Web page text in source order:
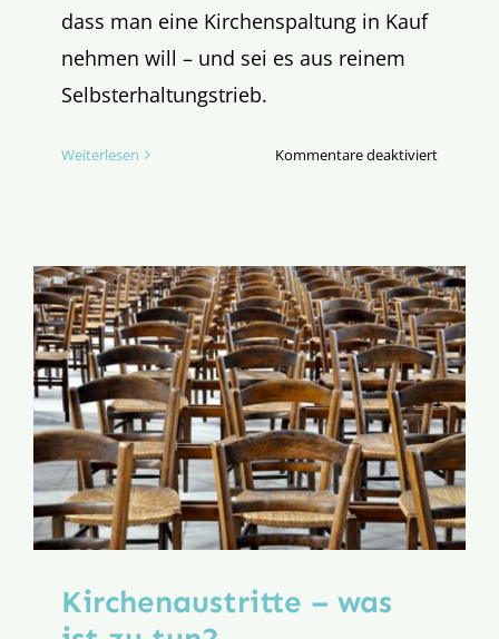
dass man eine Kirchenspaltung in Kauf
nehmen will – und sei es aus reinem
Selbsterhaltungstrieb.
Weiterlesen Kommentare deaktiviertfür
Kirchenaustritte – was